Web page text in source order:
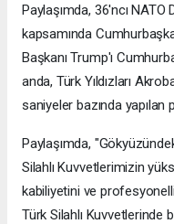
Paylaşımda, 36'ncı
kapsamında
Başkanı Trump'ı
anda, Türk Yıldızları
saniyeler bazında
Paylaşımda,
Silahlı Kuvvetlerimizin
kabiliyetini ve
Türk Silahlı Kuvvetlerinde